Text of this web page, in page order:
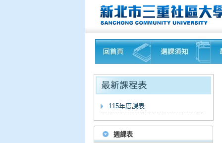
115年度課表
週課表